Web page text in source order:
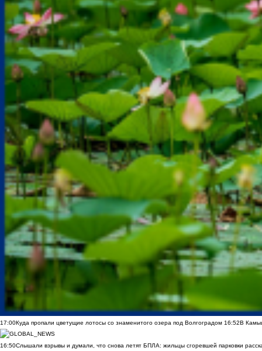
17:00Куда пропали цветущие лотосы со знаменитого озера под Волгоградом 16:52В
16:50Слышали взрывы и думали, что снова летят БПЛА: жильцы сгоревшей парковки